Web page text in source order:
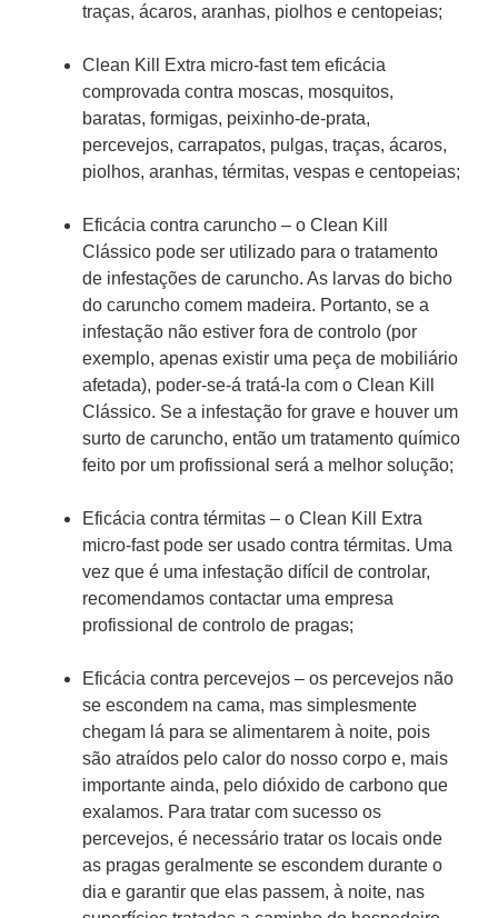
traças, ácaros, aranhas, piolhos e centopeias;
Clean Kill Extra micro-fast tem eficácia
comprovada contra moscas, mosquitos,
baratas, formigas, peixinho-de-prata,
percevejos, carrapatos, pulgas, traças, ácaros,
piolhos, aranhas, térmitas, vespas e centopeias;
Eficácia contra caruncho – o Clean Kill
Clássico pode ser utilizado para o tratamento
de infestações de caruncho. As larvas do bicho
do caruncho comem madeira. Portanto, se a
infestação não estiver fora de controlo (por
exemplo, apenas existir uma peça de mobiliário
afetada), poder-se-á tratá-la com o Clean Kill
Clássico. Se a infestação for grave e houver um
surto de caruncho, então um tratamento químico
feito por um profissional será a melhor solução;
Eficácia contra térmitas – o Clean Kill Extra
micro-fast pode ser usado contra térmitas. Uma
vez que é uma infestação difícil de controlar,
recomendamos contactar uma empresa
profissional de controlo de pragas;
Eficácia contra percevejos – os percevejos não
se escondem na cama, mas simplesmente
chegam lá para se alimentarem à noite, pois
são atraídos pelo calor do nosso corpo e, mais
importante ainda, pelo dióxido de carbono que
exalamos. Para tratar com sucesso os
percevejos, é necessário tratar os locais onde
as pragas geralmente se escondem durante o
dia e garantir que elas passem, à noite, nas